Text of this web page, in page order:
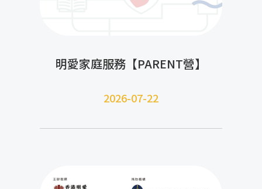
明愛家庭服務【PARENT營】
2026-07-22